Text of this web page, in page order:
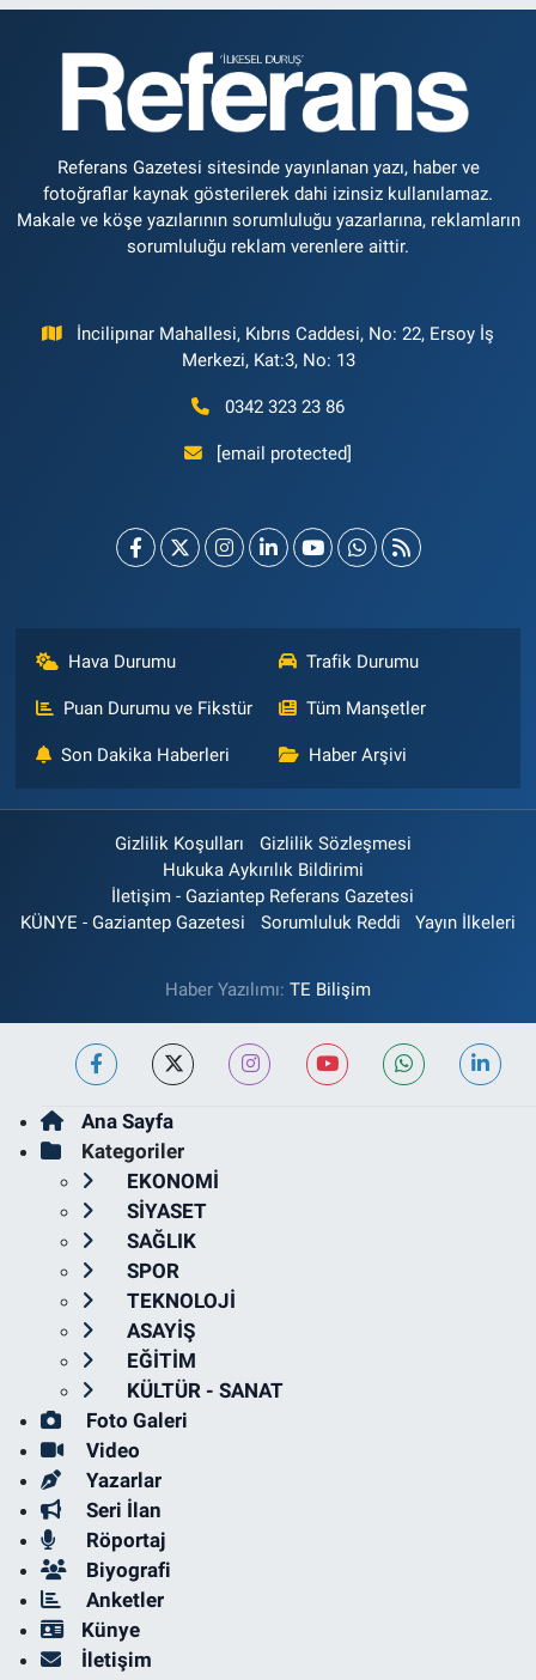
Referans Gazetesi sitesinde yayınlanan yazı, haber ve
fotoğraflar kaynak gösterilerek dahi izinsiz kullanılamaz.
Makale ve köşe yazılarının sorumluluğu yazarlarına, reklamların
sorumluluğu reklam verenlere aittir.
İncilipınar Mahallesi, Kıbrıs Caddesi, No: 22, Ersoy İş
Merkezi, Kat:3, No: 13
0342 323 23 86
[email protected]
Hava Durumu Trafik Durumu
Puan Durumu ve Fikstür Tüm Manşetler
Son Dakika Haberleri Haber Arşivi
Gizlilik Koşulları
Gizlilik Sözleşmesi
Hukuka Aykırılık Bildirimi
İletişim - Gaziantep Referans Gazetesi
KÜNYE - Gaziantep Gazetesi
Sorumluluk Reddi Yayın İlkeleri
Haber Yazılımı: TE Bilişim
Ana Sayfa
Kategoriler
EKONOMİ
SİYASET
SAĞLIK
SPOR
TEKNOLOJİ
ASAYİŞ
EĞİTİM
KÜLTÜR - SANAT
Foto Galeri
Video
Yazarlar
Seri İlan
Röportaj
Biyografi
Anketler
Künye
İletişim